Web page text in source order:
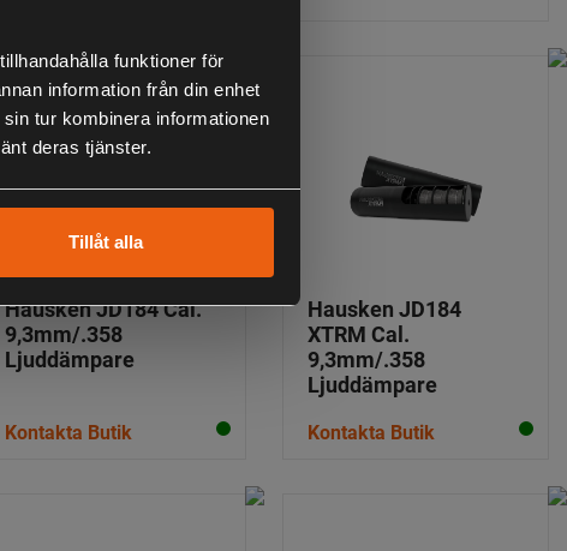
funktioner för
information från din enhet
tur kombinera informationen
deras tjänster.
Tillåt alla
Hausken JD184 Cal.
9,3mm/.358
Ljuddämpare
Kontakta Butik
Hausken JD184
XTRM Cal.
9,3mm/.358
Ljuddämpare
Kontakta Butik